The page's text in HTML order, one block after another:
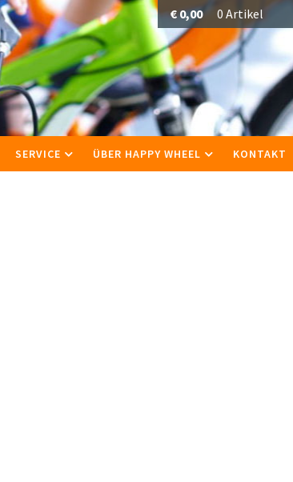
€0,00 0 Artikel
SERVICE ÜBER HAPPY WHEEL KONTAKT